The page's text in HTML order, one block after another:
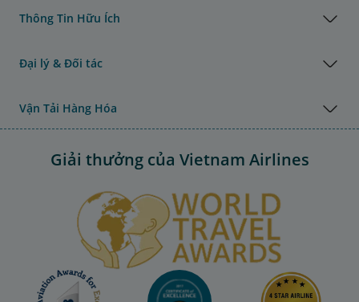
Thông Tin Hữu Ích
Đại lý & Đối tác
Vận Tải Hàng Hóa
Giải thưởng của Vietnam Airlines